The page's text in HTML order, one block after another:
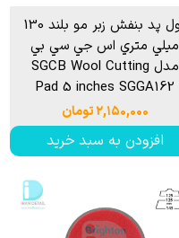
وول پد بنفش زبر مو بلند 130
ميلي متري اس جي سي بي
مدل SGCB Wool Cutting
Pad 5 inches SGGA162
۲,۱۵۰,۰۰۰ تومان
افزودن به سبد خرید